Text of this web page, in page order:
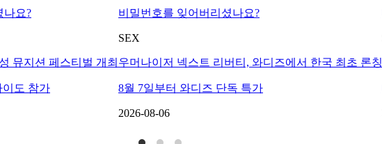
나요?
뮤지션 페스티벌 개최
이도 참가
비밀번호를 잊어버리셨나요?
SEX
우머나이저 넥스트 리버티, 와디즈에서 한국 최초 론칭
8월 7일부터 와디즈 단독 특가
2026-08-06